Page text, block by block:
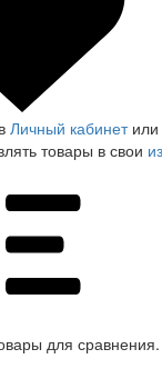
Личный кабинетили
товары в свои
для сравнения.